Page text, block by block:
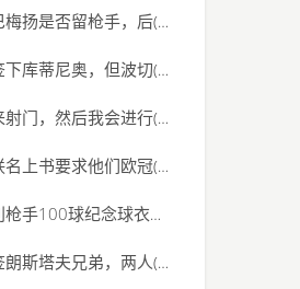
扬是否留枪手，后(2020-06-01)
库蒂尼奥，但波切(2020-06-01)
门，然后我会进行(2020-06-01)
上书要求他们欧冠(2020-06-01)
伯明翰旧将：我曾得到亨利枪手100球纪念球衣，
斯塔夫兄弟，两人(2020-06-01)